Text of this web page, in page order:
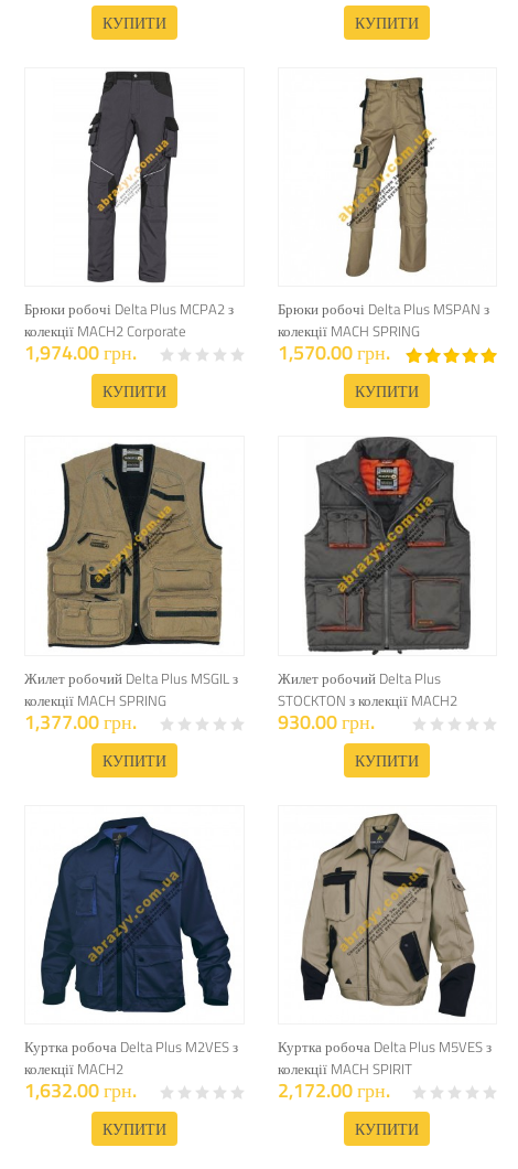
КУПИТИ КУПИТИ
Брюки робочі Delta Plus MCPA2 з
колекції MACH2 Corporate
1,974.00 грн.
КУПИТИ
Брюки робочі Delta Plus MSPAN з
колекції MACH SPRING
1,570.00 грн.
КУПИТИ
Жилет робочий Delta Plus MSGIL з
колекції MACH SPRING
1,377.00 грн.
КУПИТИ
Жилет робочий Delta Plus
STOCKTON з колекції MACH2
930.00 грн.
КУПИТИ
Куртка робоча Delta Plus M2VES з
колекції MACH2
1,632.00 грн.
КУПИТИ
Куртка робоча Delta Plus M5VES з
колекції MACH SPIRIT
2,172.00 грн.
КУПИТИ